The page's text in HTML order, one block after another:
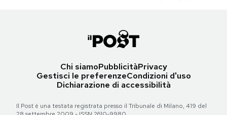
Chi siamoPubblicitàPrivacy
Gestisci le preferenzeCondizioni d'uso
Dichiarazione di accessibilità
Il Post è una testata registrata presso il Tribunale di Milano, 419 del